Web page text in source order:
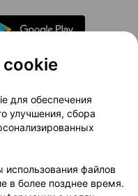
проекта
маркетинг
Доставка
Партнеры
для обеспечения
улучшения, сбора
файлов
в более позднее время.